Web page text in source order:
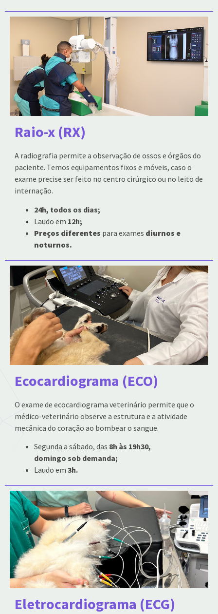
Raio-x (RX)
A radiografia permite a observação de ossos e órgãos do
paciente. Temos equipamentos fixos e móveis, caso o
exame precise ser feito no centro cirúrgico ou no leito de
internação.
24h, todos os dias;
Laudo em 12h;
Preços diferentes para exames diurnos e
noturnos.
Ecocardiograma (ECO)
O exame de ecocardiograma veterinário permite que o
médico-veterinário observe a estrutura e a atividade
mecânica do coração ao bombear o sangue.
Segunda a sábado, das 8h às 19h30,
domingo sob demanda;
Laudo em 3h.
Eletrocardiograma (ECG)